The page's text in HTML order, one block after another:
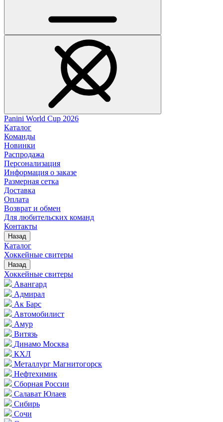
Panini World Cup 2026
Каталог
Команды
Новинки
Распродажа
Персонализация
Информация о заказе
Размерная сетка
Доставка
Оплата
Возврат и обмен
Для любительских команд
Контакты
Назад
Каталог
Хоккейные свитеры
Назад
Хоккейные свитеры
Авангард
Адмирал
Ак Барс
Автомобилист
Амур
Витязь
Динамо Москва
КХЛ
Металлург Магнитогорск
Нефтехимик
Сборная России
Салават Юлаев
Сибирь
Сочи